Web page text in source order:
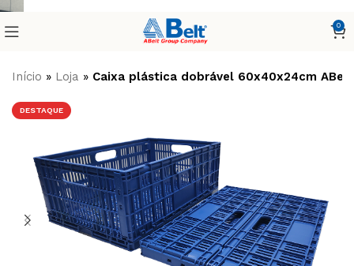
0
Início » Loja » Caixa plástica dobrável 60x40x24cm
DESTAQUE